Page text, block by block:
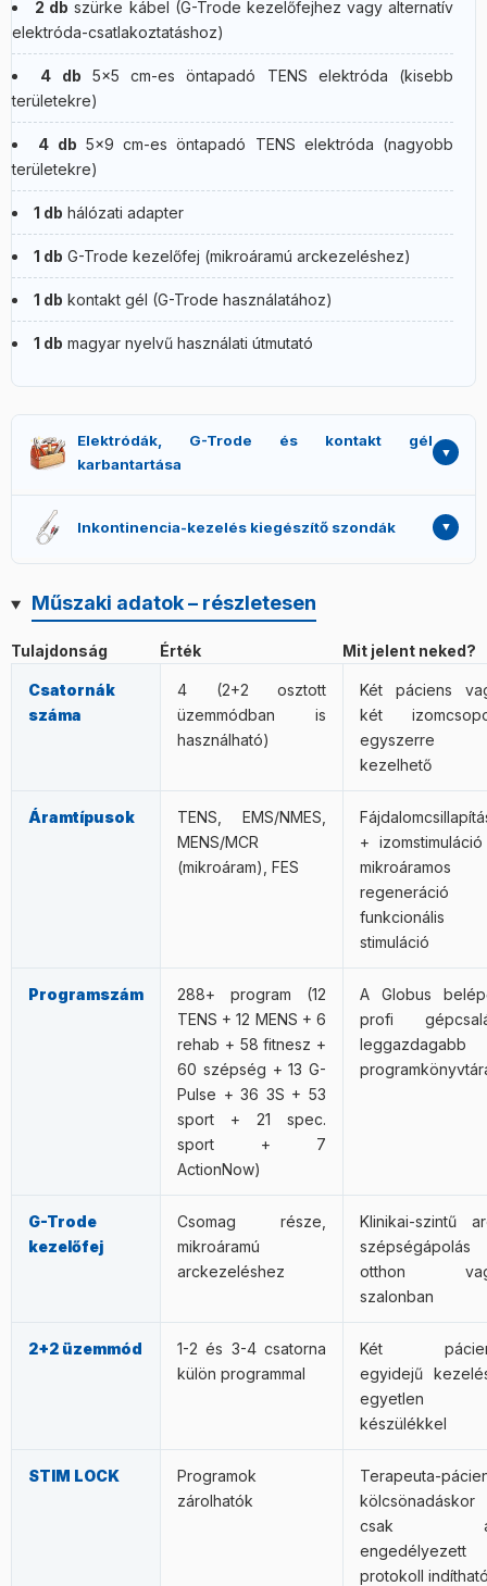
2 db szürke kábel (G-Trode kezelőfejhez vagy alternatív
elektróda-csatlakoztatáshoz)
4 db 5×5 cm-es öntapadó TENS elektróda (kisebb
területekre)
4 db 5×9 cm-es öntapadó TENS elektróda (nagyobb
területekre)
1 db hálózati adapter
1 db G-Trode kezelőfej (mikroáramú arckezeléshez)
1 db kontakt gél (G-Trode használatához)
1 db magyar nyelvű használati útmutató
Elektródák, G-Trode és kontakt gél
karbantartása
Öntapadó elektródák:
fokozatosan csökken. Pótlás 5×5 cm és 5×9 cm méretben
G-Trode kezelőfej:kontakt géllel használandó. Minden
kezelés után tiszta vizes ronggyal vagy alkoholos
tisztítóval (kívül-belül) áttörlendő. Higiéniai szempontból
Kontakt gél:
a csomag 1 üveggel tartalmaz.
Webáruházunkban kompatibilis pótgél külön rendelhető.
Tárolása: szobahőmérsékleten, lezárva.
Inkontinencia-kezelés kiegészítő szondák
(öntapadó) elektródákkal is futtathatók, de a
kismedence-szondával (PeriProbe vagy PeriSphera)
történő kezelés célzottabb és hatékonyabb lehet. Ezek a
szondák külön rendelhetők a webáruházban. A szonda
használata során a kezelés a kismedence-fenéki
izomzatra koncentrálódik – sokkal célzottabb, mint a
felületi elektródás verzió.
Műszaki adatok – részletesen
Tulajdonság Érték Mit jelent neked?
Csatornák
száma
4 (2+2 osztott
üzemmódban is
használható)
Két páciens
két
egyszerre
kezelhető
Áramtípusok
TENS, EMS/NMES,
MENS/MCR
(mikroáram), FES
+
mikroáramos
regeneráció
funkcionális
stimuláció
Programszám
288+ program (12
TENS + 12 MENS + 6
rehab + 58 fitnesz +
60 szépség + 13 G-
Pulse + 36 3S + 53
sport + 21 spec.
sport + 7
ActionNow)
A Globus
profi
leggazdagabb
G-Trode
kezelőfej
Csomag része,
mikroáramú
arckezeléshez
Klinikai-szintű
szépségápolás
otthon
szalonban
2+2 üzemmód
1-2 és 3-4 csatorna
külön programmal
Két
egyidejű
egyetlen
készülékkel
STIM LOCK
Programok
zárolhatók
Terapeuta-
kölcsönadáskor
csak
engedélyezett
protokoll